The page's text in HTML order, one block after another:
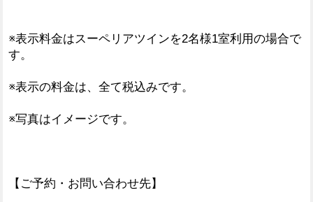
※表示料金はスーペリアツインを2名様1室利用の場合で
す。
※表示の料金は、全て税込みです。
※写真はイメージです。
【ご予約・お問い合わせ先】